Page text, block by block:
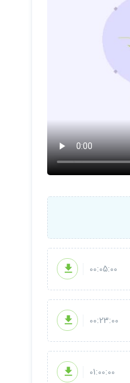
00:05:00
00:23:00
01:00:00